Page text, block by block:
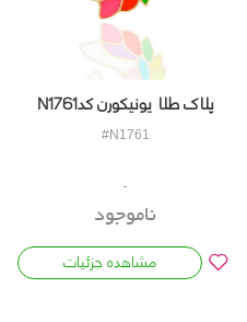
پلاک طلا یونیکورن کدN1761
#N1761
ناموجود
مشاهده جزئیات